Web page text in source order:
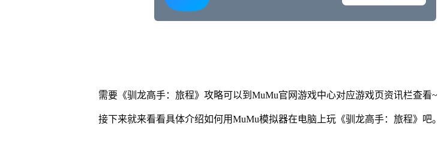
需要《驯龙高手：旅程》攻略可以到MuMu官网游戏中心对应游戏页资讯栏查看~
接下来就来看看具体介绍如何用MuMu模拟器在电脑上玩《驯龙高手：旅程》吧。